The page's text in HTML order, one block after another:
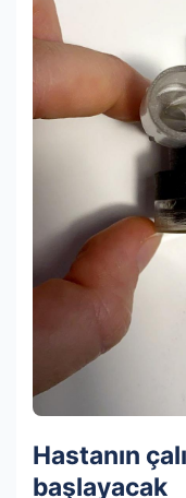
Hastanın
başlayacak